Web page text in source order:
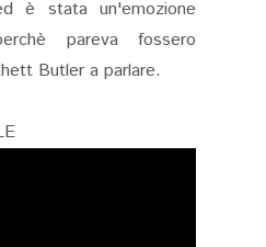
è stata un'emozione
pareva fossero
Butler a parlare.